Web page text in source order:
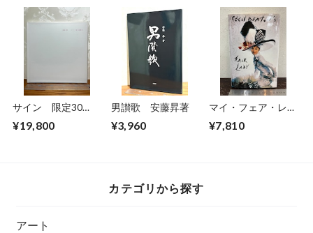
サイン 限定30
愛 カナリア 泣く
¥19,800
男讃歌 安藤昇著
¥3,960
マイ・フェア・レデ
Fair Lady
¥7,810
カテゴリから探す
アート